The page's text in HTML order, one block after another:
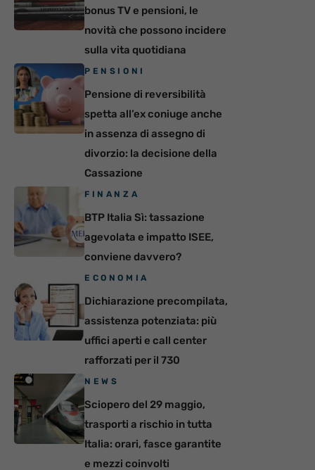
bonus TV e pensioni, le
novità che possono incidere
sulla vita quotidiana
PENSIONI
Pensione di reversibilità
spetta all’ex coniuge anche
in assenza di assegno di
divorzio: la decisione della
Cassazione
FINANZA
BTP Italia Sì: tassazione
agevolata e impatto ISEE,
conviene davvero?
ECONOMIA
Dichiarazione precompilata,
assistenza potenziata: più
uffici aperti e call center
rafforzati per il 730
NEWS
Sciopero del 29 maggio,
trasporti a rischio in tutta
Italia: orari, fasce garantite
e mezzi coinvolti